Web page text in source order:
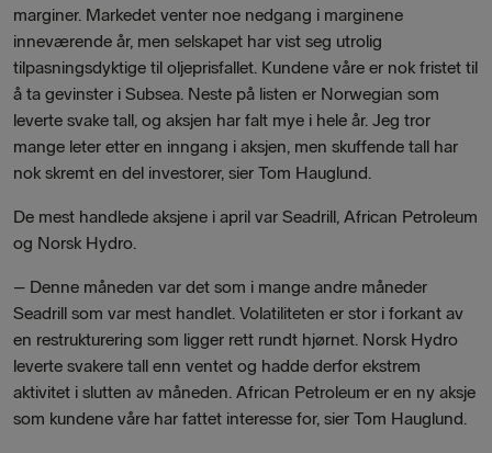
marginer. Markedet venter noe nedgang i marginene
inneværende år, men selskapet har vist seg utrolig
tilpasningsdyktige til oljeprisfallet. Kundene våre er nok fristet til
å ta gevinster i Subsea. Neste på listen er Norwegian som
leverte svake tall, og aksjen har falt mye i hele år. Jeg tror
mange leter etter en inngang i aksjen, men skuffende tall har
nok skremt en del investorer, sier Tom Hauglund.
De mest handlede aksjene i april var Seadrill, African Petroleum
og Norsk Hydro.
– Denne måneden var det som i mange andre måneder
Seadrill som var mest handlet. Volatiliteten er stor i forkant av
en restrukturering som ligger rett rundt hjørnet. Norsk Hydro
leverte svakere tall enn ventet og hadde derfor ekstrem
aktivitet i slutten av måneden. African Petroleum er en ny aksje
som kundene våre har fattet interesse for, sier Tom Hauglund.